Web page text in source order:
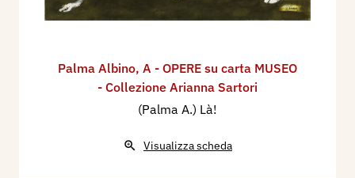
Palma Albino, A - OPERE su carta MUSEO
- Collezione Arianna Sartori
(Palma A.) Là!
Visualizza scheda